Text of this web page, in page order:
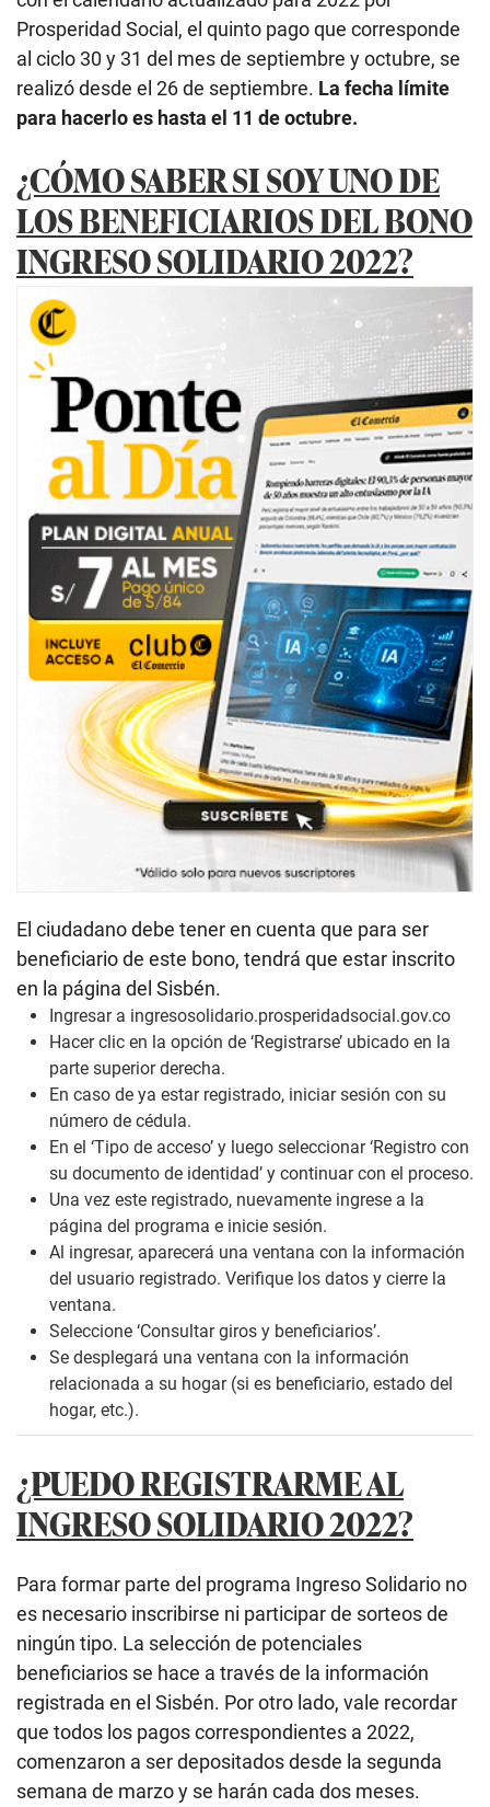
Prosperidad Social, el quinto pago que corresponde
al ciclo 30 y 31 del mes de septiembre y octubre, se
realizó desde el 26 de septiembre. La fecha límite
para hacerlo es hasta el 11 de octubre.
¿CÓMO SABER SI SOY UNO DE
LOS BENEFICIARIOS DEL BONO
INGRESO SOLIDARIO 2022?
El ciudadano debe tener en cuenta que para ser
beneficiario de este bono, tendrá que estar inscrito
en la página del Sisbén.
Ingresar a ingresosolidario.prosperidadsocial.gov.co
Hacer clic en la opción de ‘Registrarse’ ubicado en la
parte superior derecha.
En caso de ya estar registrado, iniciar sesión con su
número de cédula.
En el ‘Tipo de acceso’ y luego seleccionar ‘Registro con
su documento de identidad’ y continuar con el proceso.
Una vez este registrado, nuevamente ingrese a la
página del programa e inicie sesión.
Al ingresar, aparecerá una ventana con la información
del usuario registrado. Verifique los datos y cierre la
ventana.
Seleccione ‘Consultar giros y beneficiarios’.
Se desplegará una ventana con la información
relacionada a su hogar (si es beneficiario, estado del
hogar, etc.).
¿PUEDO REGISTRARME AL
INGRESO SOLIDARIO 2022?
Para formar parte del programa Ingreso Solidario no
es necesario inscribirse ni participar de sorteos de
ningún tipo. La selección de potenciales
beneficiarios se hace a través de la información
registrada en el Sisbén. Por otro lado, vale recordar
que todos los pagos correspondientes a 2022,
comenzaron a ser depositados desde la segunda
semana de marzo y se harán cada dos meses.